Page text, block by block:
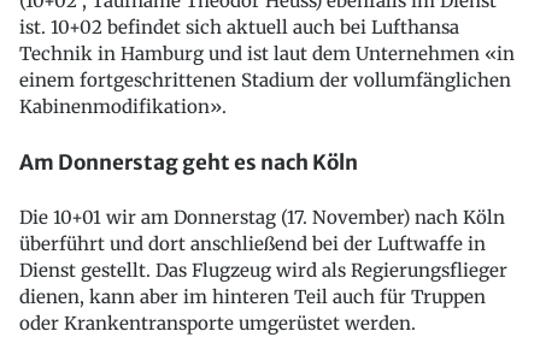
ist. 10+02 befindet sich aktuell auch bei Lufthansa
Technik in Hamburg und ist laut dem Unternehmen «in
einem fortgeschrittenen Stadium der vollumfänglichen
Kabinenmodifikation».
Am Donnerstag geht es nach Köln
Die 10+01 wir am Donnerstag (17. November) nach Köln
überführt und dort anschließend bei der Luftwaffe in
Dienst gestellt. Das Flugzeug wird als Regierungsflieger
dienen, kann aber im hinteren Teil auch für Truppen
oder Krankentransporte umgerüstet werden.